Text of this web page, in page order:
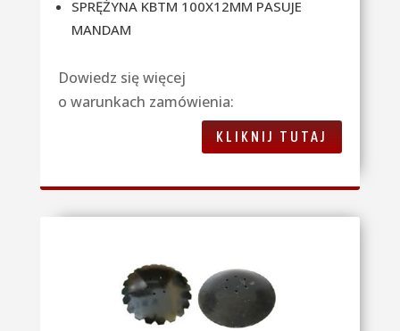
SPRĘŻYNA KBTM 100X12MM PASUJE
MANDAM
Dowiedz się więcej
o warunkach zamówienia:
KLIKNIJ TUTAJ